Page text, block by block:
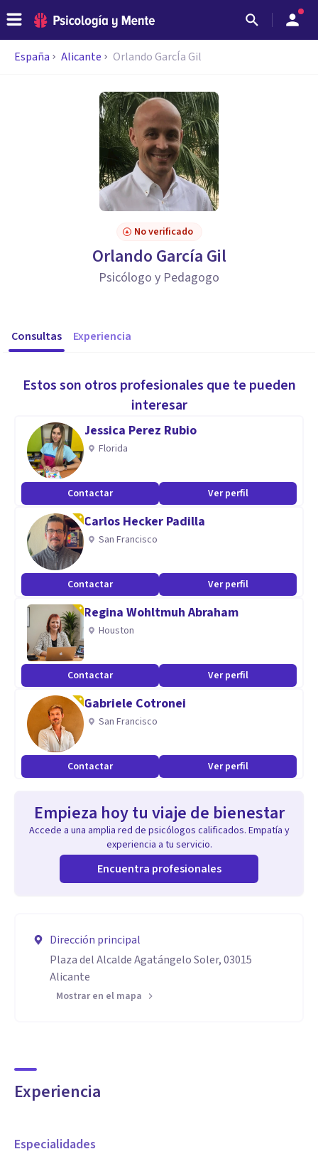
España Alicante Orlando GarcÍa Gil
No verificado
Orlando García Gil
Psicólogo y Pedagogo
Consultas Experiencia
Estos son otros profesionales que te pueden
interesar
Jessica Perez Rubio
Florida
Contactar Ver perfil
Carlos Hecker Padilla
San Francisco
Contactar Ver perfil
Regina Wohltmuh Abraham
Houston
Contactar Ver perfil
Gabriele Cotronei
San Francisco
Contactar Ver perfil
Empieza hoy tu viaje de bienestar
Accede a una amplia red de psicólogos calificados. Empatía y
experiencia a tu servicio.
Encuentra profesionales
Dirección principal
Plaza del Alcalde Agatángelo Soler, 03015
Alicante
Mostrar en el mapa
Experiencia
Especialidades